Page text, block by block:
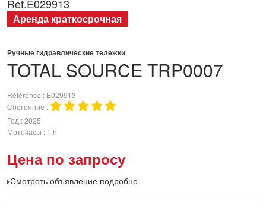
TOTAL SOURCE TRP0007
Ручные гидравлические тележки
Référence
E029913
Состояние
Год 2025
Моточасы
1 h
Цена по запросу
Смотреть объявление подробно
Ref.E029913
Аренда краткосрочная